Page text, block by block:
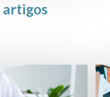
artigos